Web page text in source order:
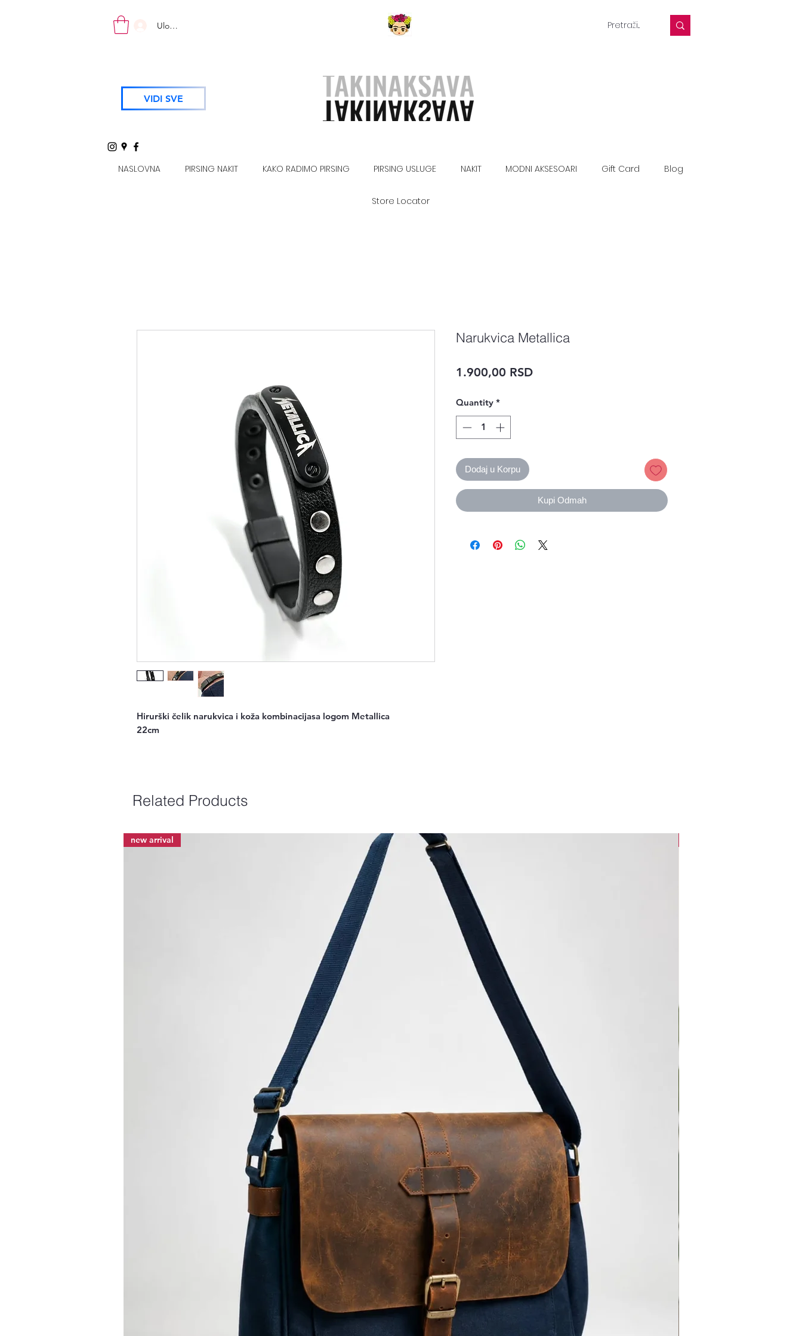
Uloguj se
VIDI SVE
NASLOVNA PIRSING NAKIT KAKO RADIMO PIRSING PIRSING USLUGE NAKIT MODNI AKSESOARI Gift Card Blog
Store Locator
Hirurški čelik narukvica i koža kombinacijasa logom Metallica
22cm
Narukvica Metallica
1.900,00 RSDPrice
Quantity *
Dodaj u Korpu
Kupi Odmah
Related Products
new arrival